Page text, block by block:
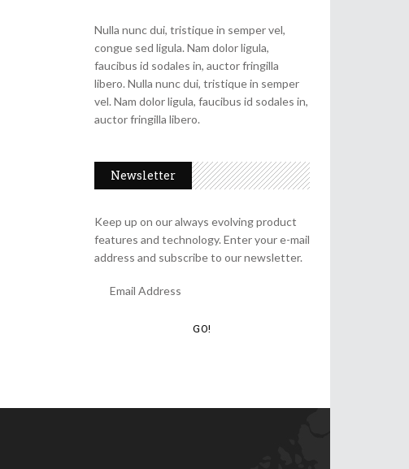
Nulla nunc dui, tristique in semper vel,
congue sed ligula. Nam dolor ligula,
faucibus id sodales in, auctor fringilla
libero. Nulla nunc dui, tristique in semper
vel. Nam dolor ligula, faucibus id sodales in,
auctor fringilla libero.
Newsletter
Keep up on our always evolving product
features and technology. Enter your e-mail
address and subscribe to our newsletter.